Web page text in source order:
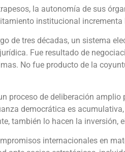
la autonomía de sus
institucional
de tres décadas, un sistema
Fue resultado de
No fue producto de la
proceso de deliberación amplio
democrática es
también lo hacen la inversión,
internacionales en